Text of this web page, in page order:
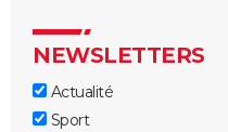
NEWSLETTERS
Actualité
Sport